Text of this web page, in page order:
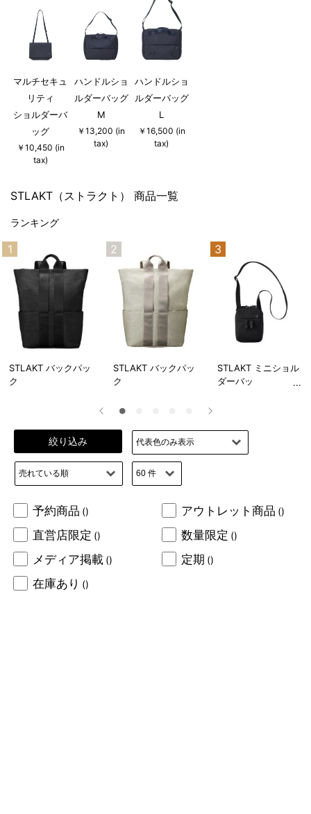
マルチセキュ
リティ
ショルダーバ
ッグ
￥10,450 (in
tax)
ハンドルショ
ルダーバッグ
M
￥13,200 (in
tax)
ハンドルショ
ルダーバッグ
L
￥16,500 (in
tax)
STLAKT（ストラクト） 商品一覧
ランキング
1
STLAKT バックパッ
ク
2
STLAKT バックパッ
ク
3
STLAKT ミニショル
ダーバッ
絞り込み
予約商品 () アウトレット商品 ()
直営店限定 () 数量限定 ()
メディア掲載 () 定期 ()
在庫あり ()